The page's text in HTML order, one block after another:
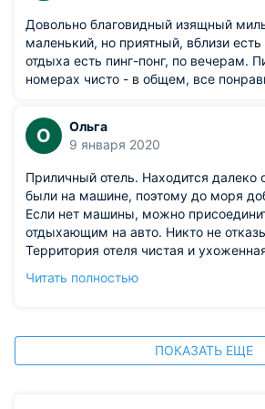
Довольно благовидный изящный
маленький, но приятный, вблизи
отдыха есть пинг-понг, по вечерам.
номерах чисто - в общем, все
О
Ольга
9 января 2020
Приличный отель. Находится
были на машине, поэтому до моря
Если нет машины, можно
отдыхающим на авто. Никто не
Территория отеля чистая и
следили за живностью. Мы жили в
Читать полностью
ПОКАЗАТЬ ЕЩЕ